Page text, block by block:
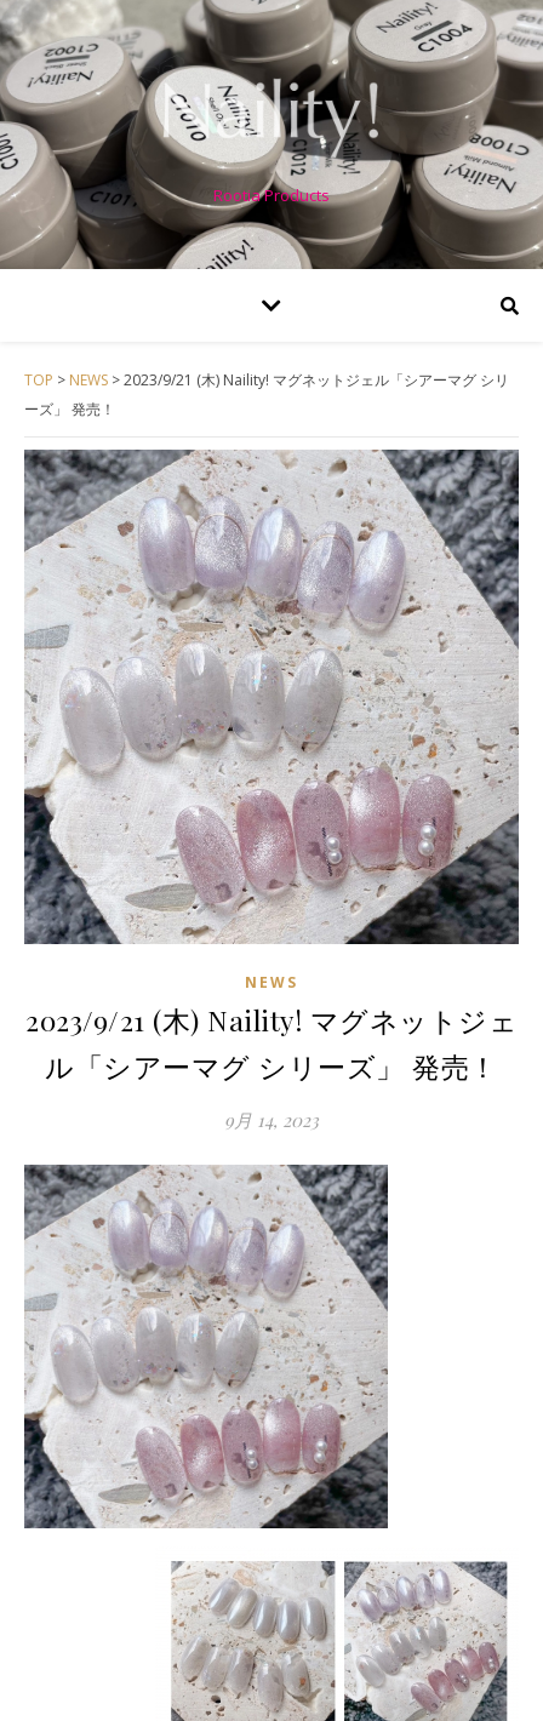
Rootia Products
TOP > NEWS >2023/9/21 (木) Naility! マグネットジェル「シアーマグ シリ
ーズ」 発売！
NEWS
2023/9/21 (木) Naility! マグネットジェ
ル「シアーマグ シリーズ」 発売！
9月 14, 2023